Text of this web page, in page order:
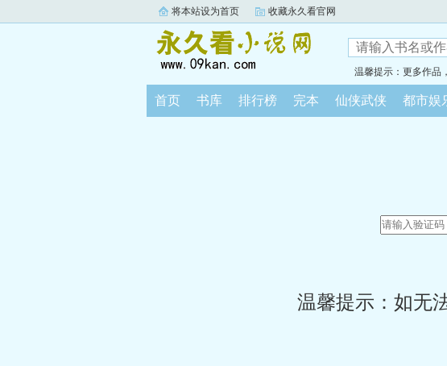
将本站设为首页 收藏永久看官网
温馨提示：更多作品
首页 书库 排行榜 完本 仙侠武侠 都市娱
温馨提示：如无